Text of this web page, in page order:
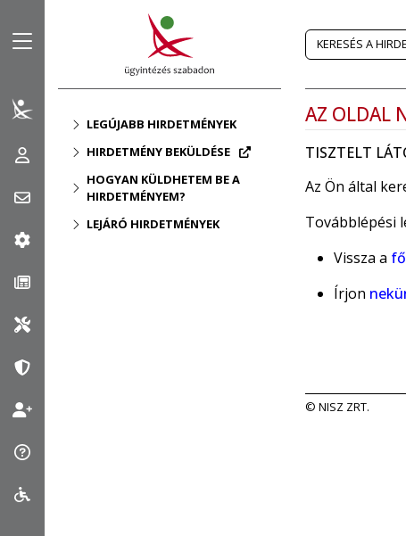
Az oldalsáv nyitott állapotban van
LEGÚJABB HIRDETMÉNYEK
HIRDETMÉNY BEKÜLDÉSE
HOGYAN KÜLDHETEM BE A
HIRDETMÉNYEM?
LEJÁRÓ HIRDETMÉNYEK
KERESÉS A
AZ OLDAL
TISZTELT
Az Ön által
Továbblépési
Vissza a
Írjon
© NISZ ZRT.